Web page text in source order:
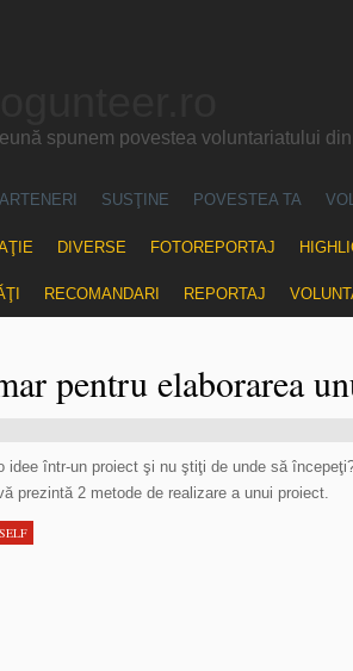
spunem povestea voluntariatului
SUSŢINE POVESTEA TA
DIVERSE FOTOREPORTAJ
RECOMANDARI REPORTAJ
pentru elaborarea
idee într-un proiect şi nu ştiţi de unde să
prezintă 2 metode de realizare a unui proiect.